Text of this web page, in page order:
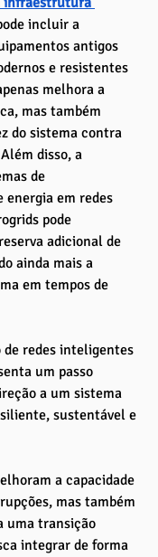
incluir a
antigos
e resistentes
melhora a
mas também
do sistema contra
disso, a
de
energia em redes
pode
adicional de
ainda mais a
em tempos de
de redes inteligentes
um passo
a um sistema
sustentável e
a capacidade
mas também
uma transição
integrar de forma